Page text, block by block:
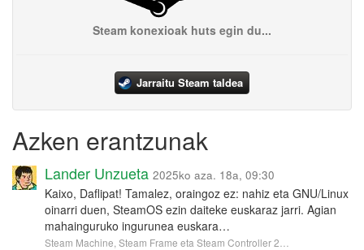
Steam konexioak huts egin du...
Jarraitu Steam taldea
Azken erantzunak
Lander Unzueta 2025ko aza. 18a, 09:30
Kaixo, Daflipat! Tamalez, oraingoz ez: nahiz eta GNU/Linux
oinarri duen, SteamOS ezin daiteke euskaraz jarri. Agian
mahainguruko ingurunea euskara…
Steam Machine, Steam Frame eta Steam Controller 2…